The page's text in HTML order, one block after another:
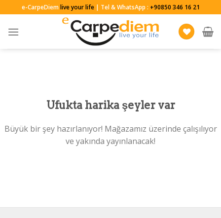
to
content
e-CarpeDiemlive your life| Tel & WhatsApp : +90850 346 16 21
Ufukta harika şeyler var
Büyük bir şey hazırlanıyor! Mağazamız üzerinde çalışılıyor
ve yakında yayınlanacak!